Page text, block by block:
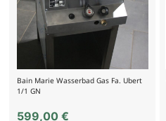
Bain Marie Wasserbad Gas Fa. Ubert
1/1 GN
599,00 €